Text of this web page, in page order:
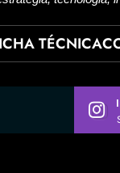
TÉCNICA